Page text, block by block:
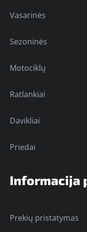
Vasarinės
Sezoninės
Motociklų
Ratlankiai
Davikliai
Priedai
Informacija
Prekių pristatymas